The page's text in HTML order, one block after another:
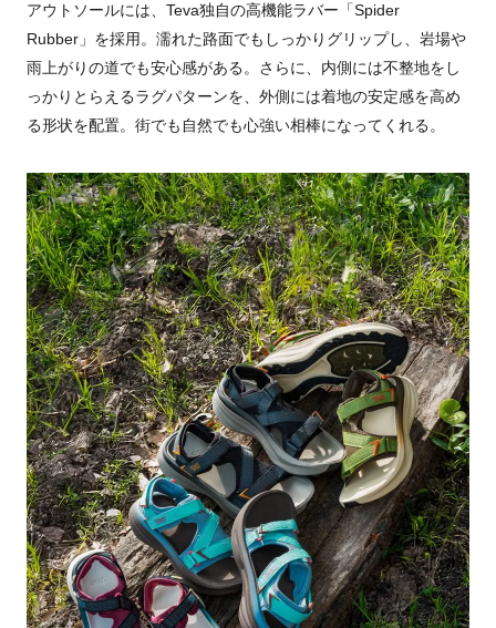
アウトソールには、Teva独自の高機能ラバー「Spider
Rubber」を採用。濡れた路面でもしっかりグリップし、岩場や
雨上がりの道でも安心感がある。さらに、内側には不整地をし
っかりとらえるラグパターンを、外側には着地の安定感を高め
る形状を配置。街でも自然でも心強い相棒になってくれる。